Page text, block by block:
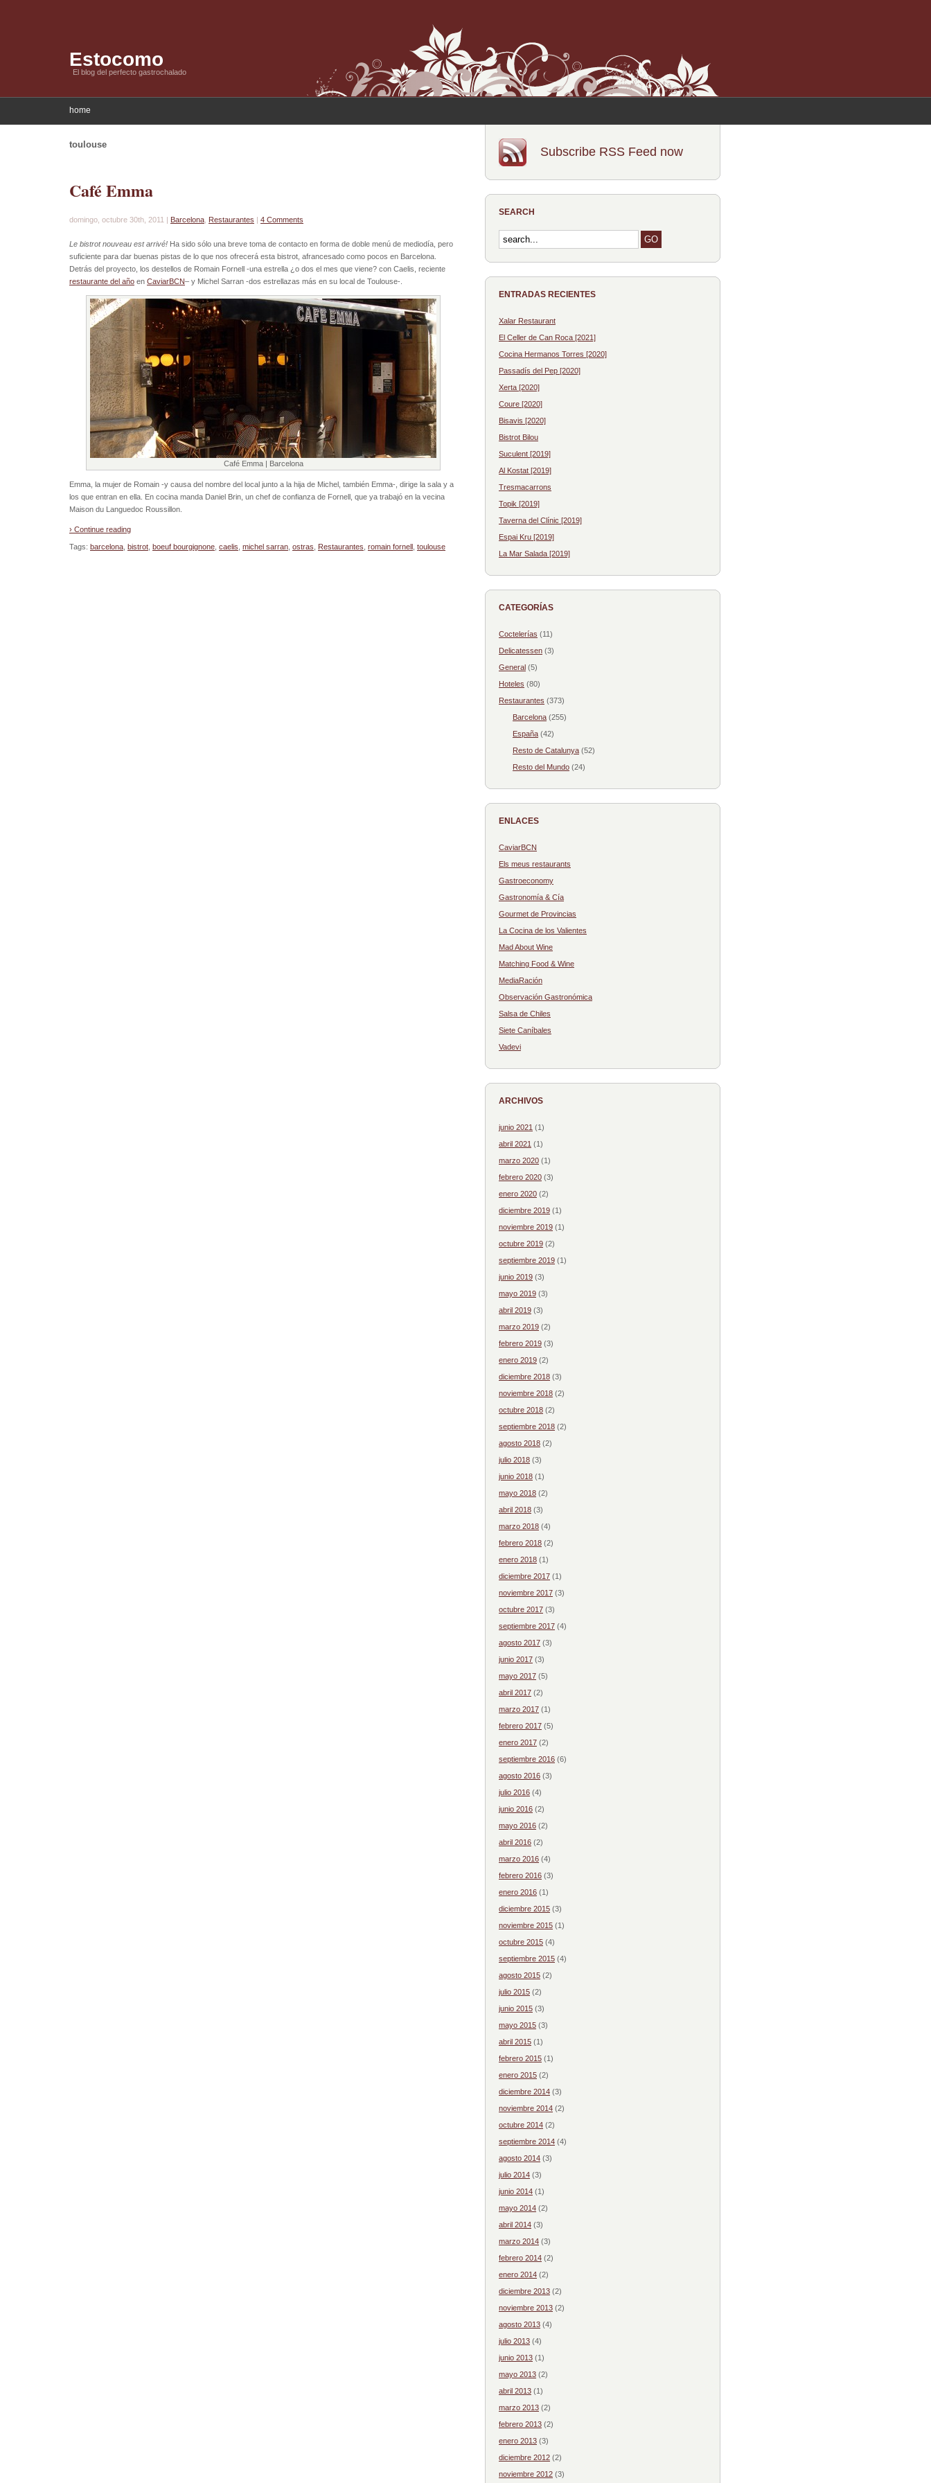
Estocomo
El blog del perfecto gastrochalado
home
toulouse
Café Emma
domingo, octubre 30th, 2011 | Barcelona Restaurantes | 4 Comments
Le bistrot nouveau est arrivé! Ha sido sólo una breve toma de contacto en forma de doble menú de mediodía, pero
suficiente para dar buenas pistas de lo que nos ofrecerá esta bistrot, afrancesado como pocos en Barcelona.
Detrás del proyecto, los destellos de Romain Fornell -una estrella ¿o dos el mes que viene? con Caelis, reciente
restaurante del año en CaviarBCN– y Michel Sarran -dos estrellazas más en su local de Toulouse-.
Café Emma | Barcelona
Emma, la mujer de Romain -y causa del nombre del local junto a la hija de Michel, también Emma-, dirige la sala y a
los que entran en ella. En cocina manda Daniel Brin, un chef de confianza de Fornell, que ya trabajó en la vecina
Maison du Languedoc Roussillon.
› Continue reading
Tags: barcelona bistrot boeuf bourgignone caelis michel sarran ostras Restaurantes romain fornell toulouse
Subscribe RSS Feed now
SEARCH
ENTRADAS RECIENTES
Xalar Restaurant
El Celler de Can Roca [2021]
Cocina Hermanos Torres [2020]
Passadís del Pep [2020]
Xerta [2020]
Coure [2020]
Bisavis [2020]
Bistrot Bilou
Suculent [2019]
Al Kostat [2019]
Tresmacarrons
Topik [2019]
Taverna del Clínic [2019]
Espai Kru [2019]
La Mar Salada [2019]
CATEGORÍAS
Coctelerías (11)
Delicatessen (3)
General (5)
Hoteles (80)
Restaurantes (373)
Barcelona (255)
España (42)
Resto de Catalunya (52)
Resto del Mundo (24)
ENLACES
CaviarBCN
Els meus restaurants
Gastroeconomy
Gastronomía & Cía
Gourmet de Provincias
La Cocina de los Valientes
Mad About Wine
Matching Food & Wine
MediaRación
Observación Gastronómica
Salsa de Chiles
Siete Caníbales
Vadevi
ARCHIVOS
junio 2021 (1)
abril 2021 (1)
marzo 2020 (1)
febrero 2020 (3)
enero 2020 (2)
diciembre 2019 (1)
noviembre 2019 (1)
octubre 2019 (2)
septiembre 2019 (1)
junio 2019 (3)
mayo 2019 (3)
abril 2019 (3)
marzo 2019 (2)
febrero 2019 (3)
enero 2019 (2)
diciembre 2018 (3)
noviembre 2018 (2)
octubre 2018 (2)
septiembre 2018 (2)
agosto 2018 (2)
julio 2018 (3)
junio 2018 (1)
mayo 2018 (2)
abril 2018 (3)
marzo 2018 (4)
febrero 2018 (2)
enero 2018 (1)
diciembre 2017 (1)
noviembre 2017 (3)
octubre 2017 (3)
septiembre 2017 (4)
agosto 2017 (3)
junio 2017 (3)
mayo 2017 (5)
abril 2017 (2)
marzo 2017 (1)
febrero 2017 (5)
enero 2017 (2)
septiembre 2016 (6)
agosto 2016 (3)
julio 2016 (4)
junio 2016 (2)
mayo 2016 (2)
abril 2016 (2)
marzo 2016 (4)
febrero 2016 (3)
enero 2016 (1)
diciembre 2015 (3)
noviembre 2015 (1)
octubre 2015 (4)
septiembre 2015 (4)
agosto 2015 (2)
julio 2015 (2)
junio 2015 (3)
mayo 2015 (3)
abril 2015 (1)
febrero 2015 (1)
enero 2015 (2)
diciembre 2014 (3)
noviembre 2014 (2)
octubre 2014 (2)
septiembre 2014 (4)
agosto 2014 (3)
julio 2014 (3)
junio 2014 (1)
mayo 2014 (2)
abril 2014 (3)
marzo 2014 (3)
febrero 2014 (2)
enero 2014 (2)
diciembre 2013 (2)
noviembre 2013 (2)
agosto 2013 (4)
julio 2013 (4)
junio 2013 (1)
mayo 2013 (2)
abril 2013 (1)
marzo 2013 (2)
febrero 2013 (2)
enero 2013 (3)
diciembre 2012 (2)
noviembre 2012 (3)